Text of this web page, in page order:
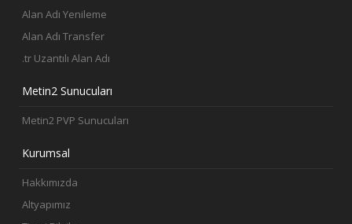
Alan Adı Yenileme
Alan Adı Transfer
.tr Uzantılı Alan Adı
Metin2 Sunucuları
Metin2 PVP Sunucuları
Kurumsal
Hakkımızda
Altyapımız